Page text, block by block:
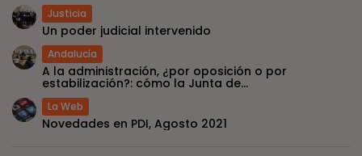
Justicia
Un poder judicial intervenido
Andalucía
A la administración, ¿por oposición o por
estabilización?: cómo la Junta de...
La Web
Novedades en PDI, Agosto 2021